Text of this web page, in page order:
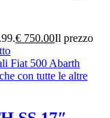
€ 750.00Il prezzo